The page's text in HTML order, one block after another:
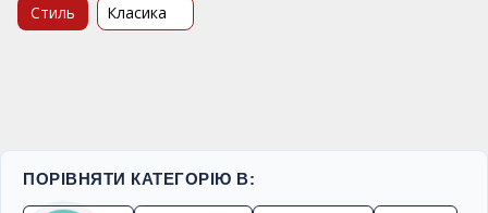
Стиль Класика
ПОРІВНЯТИ КАТЕГОРІЮ В: